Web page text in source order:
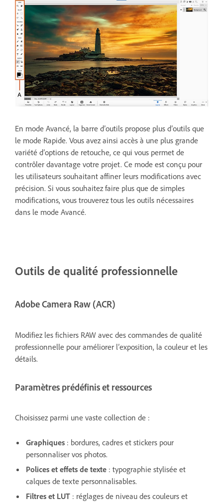
En mode Avancé, la barre d’outils propose plus d’outils que
le mode Rapide. Vous avez ainsi accès à une plus grande
variété d’options de retouche, ce qui vous permet de
contrôler davantage votre projet. Ce mode est conçu pour
les utilisateurs souhaitant affiner leurs modifications avec
précision. Si vous souhaitez faire plus que de simples
modifications, vous trouverez tous les outils nécessaires
dans le mode Avancé.
Outils de qualité professionnelle
Adobe Camera Raw (ACR)
Modifiez les fichiers RAW avec des commandes de qualité
professionnelle pour améliorer l’exposition, la couleur et les
détails.
Paramètres prédéfinis et ressources
Choisissez parmi une vaste collection de :
Graphiques : bordures, cadres et stickers pour
personnaliser vos photos.
Polices et effets de texte : typographie stylisée et
calques de texte personnalisables.
Filtres et LUT : réglages de niveau des couleurs et